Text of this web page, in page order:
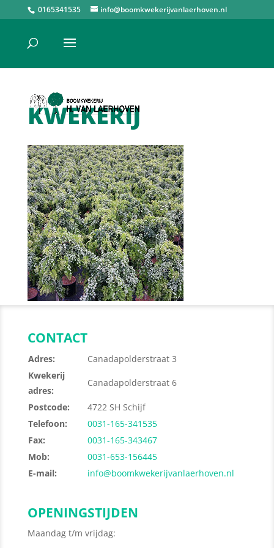
0165341535 info@boomkwekerijvanlaerhoven.nl
KWEKERIJ
CONTACT
Adres:
Canadapolderstraat 3
Kwekerij
adres:
Canadapolderstraat 6
Postcode:
4722 SH Schijf
Telefoon:
0031-165-341535
Fax:
0031-165-343467
Mob:
0031-653-156445
E-mail:
info@boomkwekerijvanlaerhoven.nl
OPENINGSTIJDEN
Maandag t/m vrijdag: